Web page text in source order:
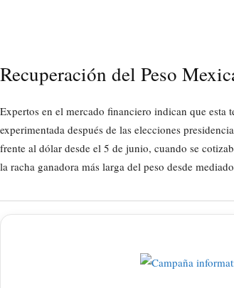
Recuperación del Peso
Expertos en el mercado financiero indican que esta
experimentada después de las elecciones
frente al dólar desde el 5 de junio, cuando se
la racha ganadora más larga del peso desde